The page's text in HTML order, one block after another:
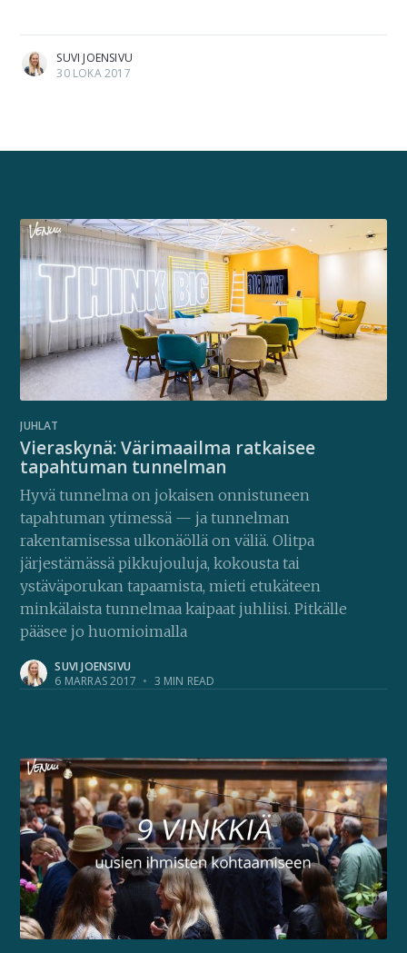
SUVI JOENSIVU
30 LOKA 2017
JUHLAT
Vieraskynä: Värimaailma ratkaisee
tapahtuman tunnelman
Hyvä tunnelma on jokaisen onnistuneen
tapahtuman ytimessä — ja tunnelman
rakentamisessa ulkonäöllä on väliä. Olitpa
järjestämässä pikkujouluja, kokousta tai
ystäväporukan tapaamista, mieti etukäteen
minkälaista tunnelmaa kaipaat juhliisi. Pitkälle
pääsee jo huomioimalla
SUVI JOENSIVU
6 MARRAS 2017 • 3 MIN READ